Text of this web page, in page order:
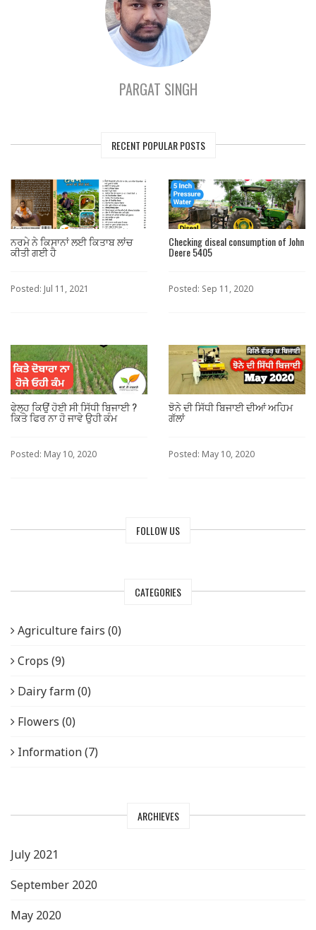
PARGAT SINGH
RECENT POPULAR POSTS
ਨਰਮੇ ਨੇ ਕਿਸਾਨਾਂ ਲਈ ਕਿਤਾਬ ਲਾਂਚ
ਕੀਤੀ ਗਈ ਹੈ
Posted: Jul 11, 2021
Checking diseal consumption of John
Deere 5405
Posted: Sep 11, 2020
ਫੇਲ੍ਹ ਕਿਉਂ ਹੋਈ ਸੀ ਸਿੱਧੀ ਬਿਜਾਈ ?
ਕਿਤੇ ਫਿਰ ਨਾ ਹੋ ਜਾਵੇ ਉਹੀ ਕੰਮ
Posted: May 10, 2020
ਝੋਨੇ ਦੀ ਸਿੱਧੀ ਬਿਜਾਈ ਦੀਆਂ ਅਹਿਮ
ਗੱਲਾਂ
Posted: May 10, 2020
FOLLOW US
CATEGORIES
Agriculture fairs (0)
Crops (9)
Dairy farm (0)
Flowers (0)
Information (7)
ARCHIEVES
July 2021
September 2020
May 2020